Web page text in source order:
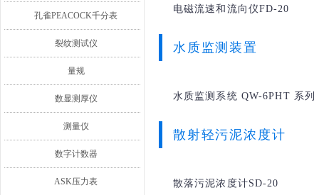
孔雀PEACOCK千分表
裂纹测试仪
量规
数显测厚仪
测量仪
数字计数器
ASK压力表
电磁流速和流向仪FD-20
水质监测装置
水质监测系统 QW-6PHT 系列
散射轻污泥浓度计
散落污泥浓度计SD-20